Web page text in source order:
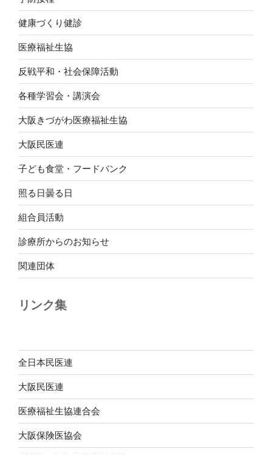
健康づくり健診
医療福祉生協
反戦平和・社会保障活動
各種学習会・講演会
大阪きづがわ医療福祉生協
大阪民医連
子ども食堂・フードバンク
照る日曇る日
組合員活動
診療所からのお知らせ
関連団体
リンク集
全日本民医連
大阪民医連
医療福祉生協連合会
大阪保険医協会